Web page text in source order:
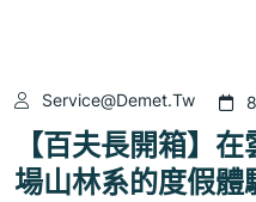
Service@demet.tw
【百夫長開箱】
場山林系的度假體